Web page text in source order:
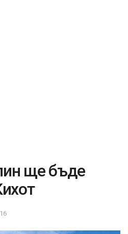
ще бъде